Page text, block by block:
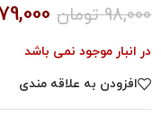
98,000 تومان
در انبار موجود نمی باشد
افزودن به علاقه مندی